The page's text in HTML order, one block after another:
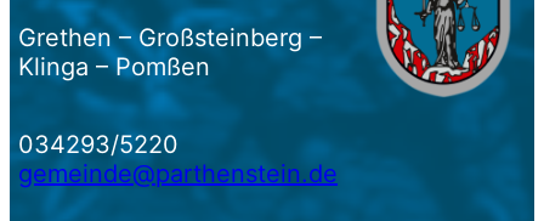
Grethen – Großsteinberg –
Klinga – Pomßen
034293/5220
gemeinde@parthenstein.de